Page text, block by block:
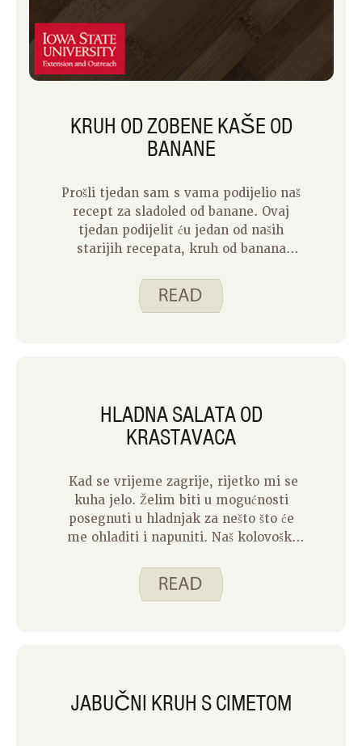
KRUH OD ZOBENE KAŠE OD
BANANE
Prošli tjedan sam s vama podijelio naš
recept za sladoled od banane. Ovaj
tjedan podijelit ću jedan od naših
starijih recepata, kruh od banana
napravio sam video koji ide uz recept,
a koji možete pogledati u nastavku.
HLADNA SALATA OD
KRASTAVACA
Kad se vrijeme zagrije, rijetko mi se
kuha jelo. Želim biti u mogućnosti
posegnuti u hladnjak za nešto što će
me ohladiti i napuniti. Naš kolovoški
i to je cool recept za vrući ljetni dan.
JABUČNI KRUH S CIMETOM